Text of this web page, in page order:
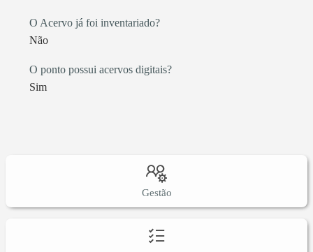
O Acervo já foi inventariado?
Não
O ponto possui acervos digitais?
Sim
Gestão